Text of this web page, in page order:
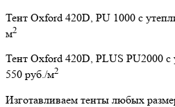
Тент Oxford 420D, PU 1000 c
м2
Тент Oxford 420D, PLUS PU2000 c
550 руб./м2
Изготавливаем тенты любых